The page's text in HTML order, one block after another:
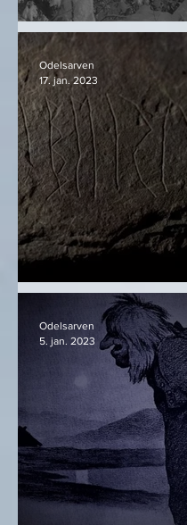
Snø og granskog
Svingerudsteinen
Odelsarven
17. jan. 2023
Odelsarven
5. jan. 2023